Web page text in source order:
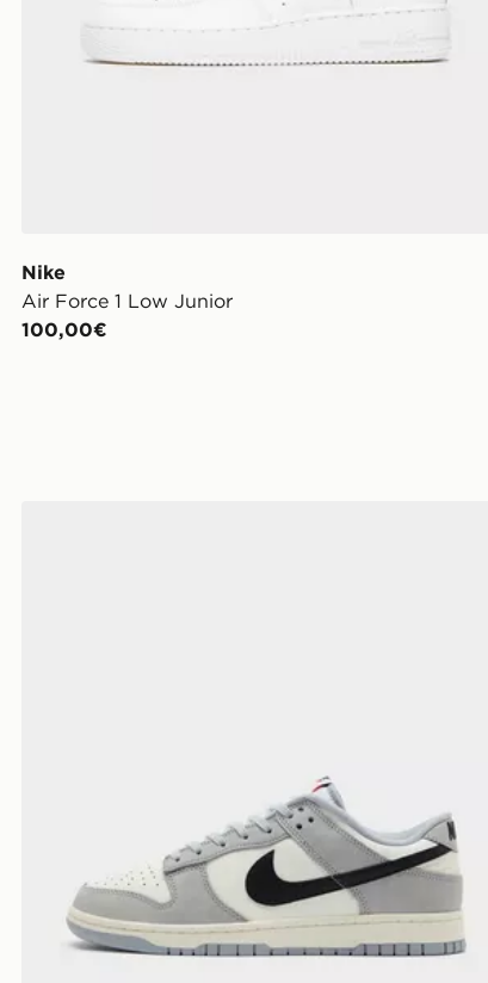
Nike
Air Force 1 Low Junior
100,00€